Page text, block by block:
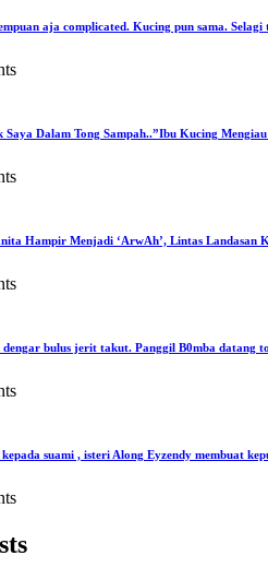
aja complicated. Kucing pun sama.
Saya Dalam Tong Sampah..”Ibu Kucing
Hampir Menjadi ‘ArwAh’, Lintas Landasan
bulus jerit takut. Panggil B0mba datang
kepada suami , isteri Along Eyzendy membuat